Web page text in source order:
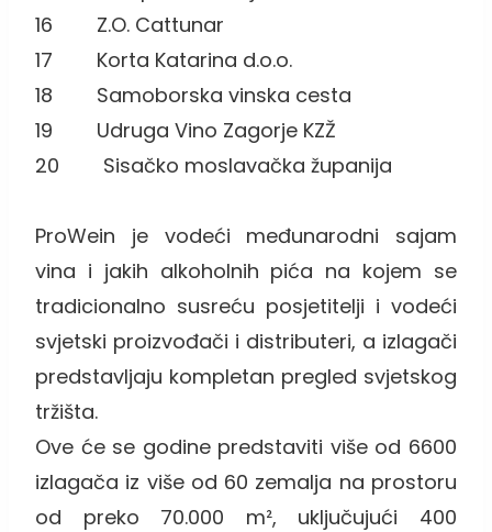
16 Z.O. Cattunar
17 Korta Katarina d.o.o.
18 Samoborska vinska cesta
19 Udruga Vino Zagorje KZŽ
20 Sisačko moslavačka županija
ProWein je vodeći međunarodni sajam
vina i jakih alkoholnih pića na kojem se
tradicionalno susreću posjetitelji i vodeći
svjetski proizvođači i distributeri, a izlagači
predstavljaju kompletan pregled svjetskog
tržišta.
Ove će se godine predstaviti više od 6600
izlagača iz više od 60 zemalja na prostoru
od preko 70.000 m², uključujući 400